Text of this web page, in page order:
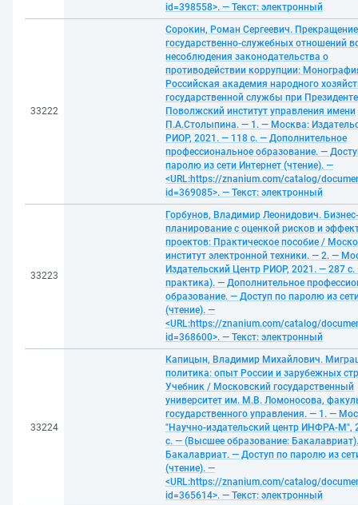
id=398558>. — Текст: электронный
33222
Сорокин, Роман Сергеевич. Прекращение
государственно-служебных отношений
несоблюдения законодательства о
противодействии коррупции:
Российская академия народного
государственной службы при
Поволжский институт управления имени
П.А.Столыпина. — 1. — Москва:
РИОР, 2021. — 118 с. — Дополнительное
профессиональное образование. —
паролю из сети Интернет (чтение). —
<URL:https://znanium.com/catalog/
id=369085>. — Текст: электронный
33223
Горбунов, Владимир Леонидович. Бизнес-
планирование с оценкой рисков и
проектов: Практическое пособие /
институт электронной техники. — 2. —
Издательский Центр РИОР, 2021. — 287
практика). — Дополнительное
образование. — Доступ по паролю из
(чтение). —
<URL:https://znanium.com/catalog/
id=368600>. — Текст: электронный
33224
Капицын, Владимир Михайлович.
политика: опыт России и зарубежных
Учебник / Московский государственный
университет им. М.В. Ломоносова,
государственного управления. — 1. —
"Научно-издательский центр ИНФРА-М",
с. — (Высшее образование:
Бакалавриат. — Доступ по паролю из
(чтение). —
<URL:https://znanium.com/catalog/
id=365614>. — Текст: электронный